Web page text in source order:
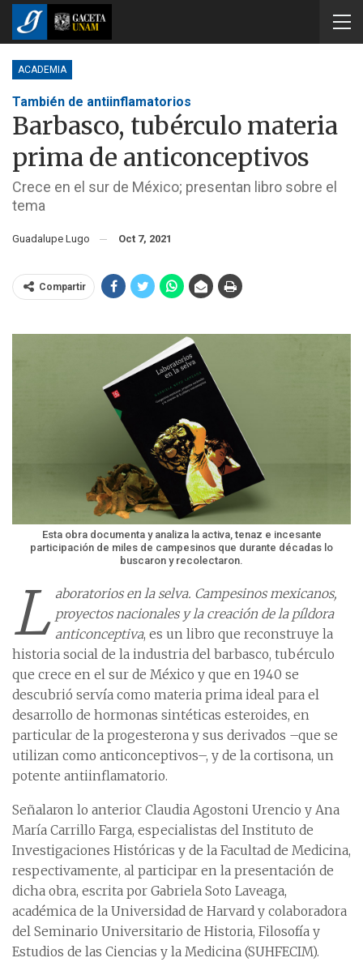
ACADEMIA
También de antiinflamatorios
Barbasco, tubérculo materia
prima de anticonceptivos
Crece en el sur de México; presentan libro sobre el
tema
Guadalupe Lugo Oct 7, 2021
Compartir
Esta obra documenta y analiza la activa, tenaz e incesante
participación de miles de campesinos que durante décadas lo
buscaron y recolectaron.
L aboratorios en la selva. Campesinos mexicanos,
proyectos nacionales y la creación de la píldora
anticonceptiva, es un libro que reconstruye la
historia social de la industria del barbasco, tubérculo
que crece en el sur de México y que en 1940 se
descubrió servía como materia prima ideal para el
desarrollo de hormonas sintéticas esteroides, en
particular de la progesterona y sus derivados –que se
utilizan como anticonceptivos–, y de la cortisona, un
potente antiinflamatorio.
Señalaron lo anterior Claudia Agostoni Urencio y Ana
María Carrillo Farga, especialistas del Instituto de
Investigaciones Históricas y de la Facultad de Medicina,
respectivamente, al participar en la presentación de
dicha obra, escrita por Gabriela Soto Laveaga,
académica de la Universidad de Harvard y colaboradora
del Seminario Universitario de Historia, Filosofía y
Estudios de las Ciencias y la Medicina (SUHFECIM).